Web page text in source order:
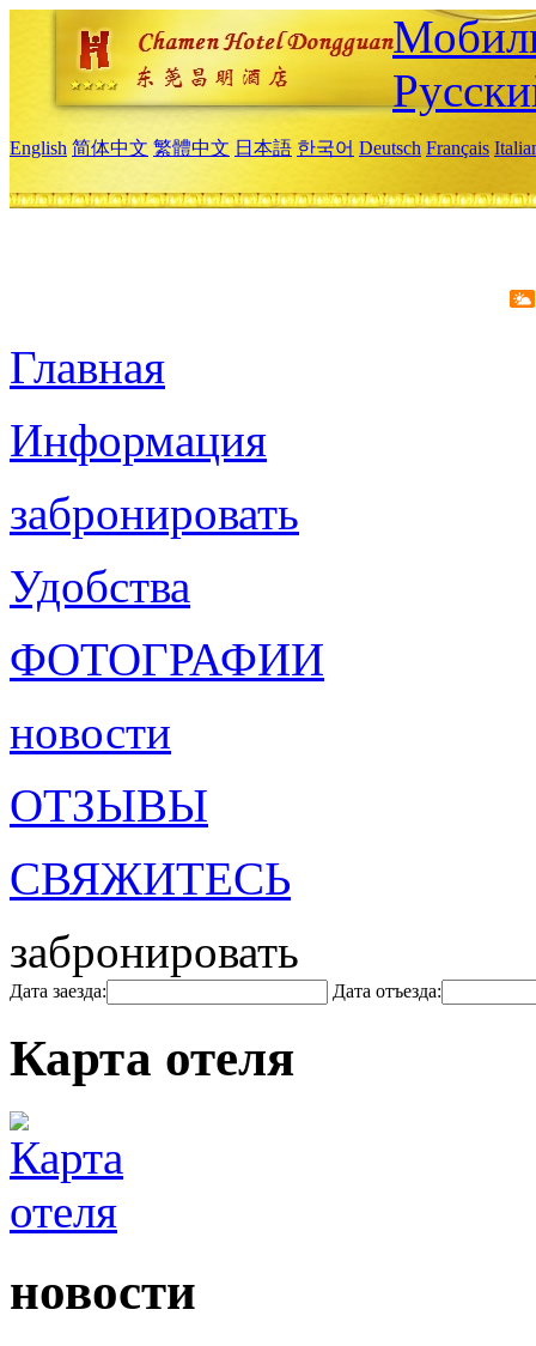
English 简体中文 繁體中文 日本語 한국어 Deutsch Français
Главная
Информация
забронировать
Удобства
ФОТОГРАФИИ
новости
ОТЗЫВЫ
СВЯЖИТЕСЬ
забронировать
Дата заезда: Дата отъезда:
Карта отеля
новости